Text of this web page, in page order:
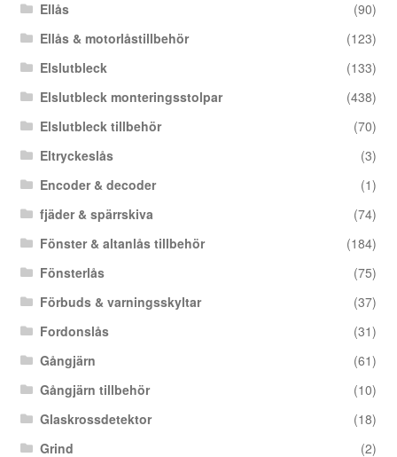
Ellås
(90)
Ellås & motorlåstillbehör
(123)
Elslutbleck
(133)
Elslutbleck monteringsstolpar
(438)
Elslutbleck tillbehör
(70)
Eltryckeslås
(3)
Encoder & decoder
(1)
fjäder & spärrskiva
(74)
Fönster & altanlås tillbehör
(184)
Fönsterlås
(75)
Förbuds & varningsskyltar
(37)
Fordonslås
(31)
Gångjärn
(61)
Gångjärn tillbehör
(10)
Glaskrossdetektor
(18)
Grind
(2)